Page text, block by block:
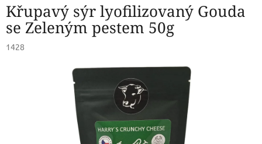
Křupavý sýr lyofilizovaný Gouda
se Zeleným pestem 50g
1428